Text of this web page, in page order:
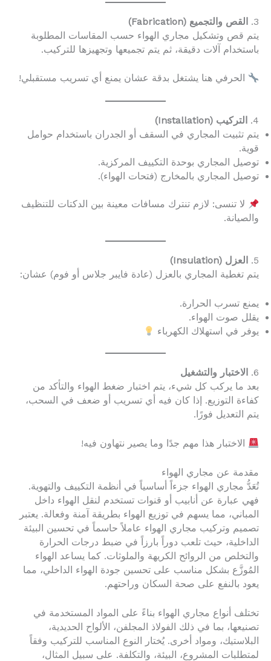
3.
القص والتجميع (Fabrication)
يتم قص وتشكيل مجاري الهواء حسب المقاسات المطلوبة
باستخدام آلات دقيقة، ثم يتم تجميعها وتجهيزها للتركيب.
الحرفي هنا يشتغل بدقة عشان يمنع أي تسريب مستقبلي!
4.
التركيب (Installation)
يتم تثبيت المجاري في السقف أو الجدران باستخدام حوامل
قوية.
توصيل المجاري بوحدة التكييف المركزية.
توصيل المجاري بالمخارج (فتحات الهواء).
لا تنسى: لازم تنترك مسافات معينة بين الدكتات للتنظيف
والصيانة.
5.
العزل (Insulation)
يتم تغطية المجاري بالعزل (عادة فايبر جلاس أو فوم) عشان:
يمنع تسرب الحرارة.
يقلل صوت الهواء.
يوفر في استهلاك الكهرباء
6.
الاختبار والتشغيل
بعد ما يركب كل شيء، يتم اختبار ضغط الهواء والتأكد من
كفاءة التوزيع. إذا كان فيه أي تسريب أو ضعف في السحب،
يتم التعديل فورًا.
الاختبار هذا مهم جدًا وما يصير نتهاون فيه!
مقدمة عن مجاري الهواء
تُعَدُّ مجاري الهواء جزءاً أساسياً في أنظمة التكييف والتهوية.
فهي عبارة عن أنابيب أو قنوات تستخدم لنقل الهواء داخل
المباني، مما يسهم في توزيع الهواء بطريقة آمنة وفعالة. يعتبر
تصميم وتركيب مجاري الهواء عاملاً حاسماً في تحسين البيئة
الداخلية، حيث تلعب دوراً بارزاً في ضبط درجات الحرارة
والتخلص من الروائح الكريهة والملوثات. كما يساعد الهواء
المُوزَّع بشكل مناسب على تحسين جودة الهواء الداخلي، مما
يعود بالنفع على صحة السكان وراحتهم.
تختلف أنواع مجاري الهواء بناءً على المواد المستخدمة في
تصنيعها، بما في ذلك الفولاذ المجلفن، الألواح الحديدية،
البلاستيك، ومواد أخرى. يُختار النوع المناسب للتركيب وفقاً
لمتطلبات المشروع، البيئة، والتكلفة. على سبيل المثال،